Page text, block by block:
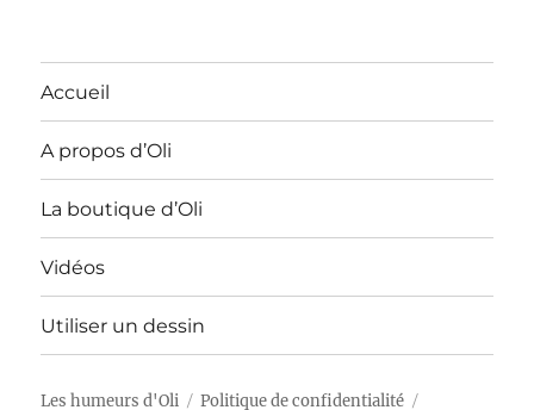
Accueil
A propos d’Oli
La boutique d’Oli
Vidéos
Utiliser un dessin
Les humeurs d'Oli Politique de confidentialité